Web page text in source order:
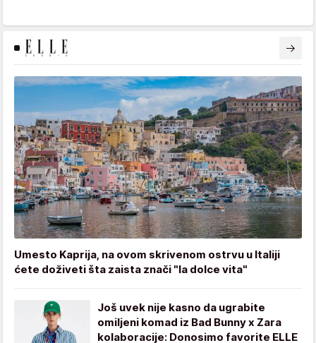
Umesto Kaprija, na ovom skrivenom ostrvu u Italiji
ćete doživeti šta zaista znači "la dolce vita"
Još uvek nije kasno da ugrabite
omiljeni komad iz Bad Bunny x Zara
kolaboracije: Donosimo favorite ELLE